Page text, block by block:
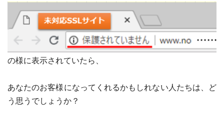
の様に表示されていたら、
あなたのお客様になってくれるかもしれない人たちは、ど
う思うでしょうか？